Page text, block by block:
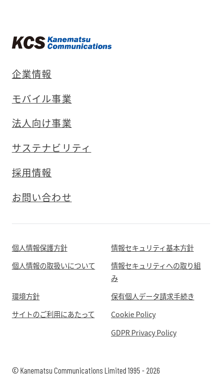
企業情報
モバイル事業
法人向け事業
サステナビリティ
採用情報
お問い合わせ
個人情報保護方針
情報セキュリティ基本方針
個人情報の取扱いについて
情報セキュリティへの取り組
み
環境方針
保有個人データ請求手続き
サイトのご利用にあたって
Cookie Policy
GDPR Privacy Policy
© Kanematsu Communications Limited 1995 - 2026